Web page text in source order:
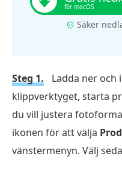
Säker
Steg 1.
Ladda ner och
klippverktyget, starta
du vill justera
ikonen för att välja
vänstermenyn. Välj